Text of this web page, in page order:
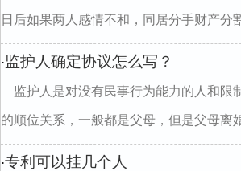
日后如果两人感情不和，同居分手财产分
·监护人确定协议怎么写？
监护人是对没有民事行为能力的人和限
的顺位关系，一般都是父母，但是父母离
·专利可以挂几个人